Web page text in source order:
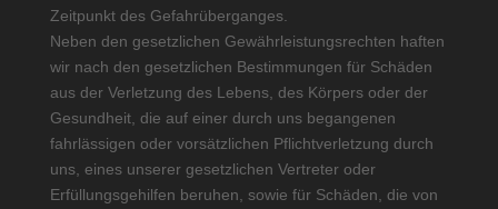
Zeitpunkt des Gefahrüberganges.
Neben den gesetzlichen Gewährleistungsrechten haften
wir nach den gesetzlichen Bestimmungen für Schäden
aus der Verletzung des Lebens, des Körpers oder der
Gesundheit, die auf einer durch uns begangenen
fahrlässigen oder vorsätzlichen Pflichtverletzung durch
uns, eines unserer gesetzlichen Vertreter oder
Erfüllungsgehilfen beruhen, sowie für Schäden, die von